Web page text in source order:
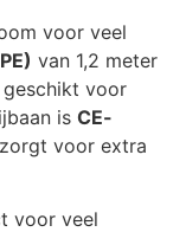
voor veel
van 1,2 meter
voor
is CE-
voor extra
voor veel